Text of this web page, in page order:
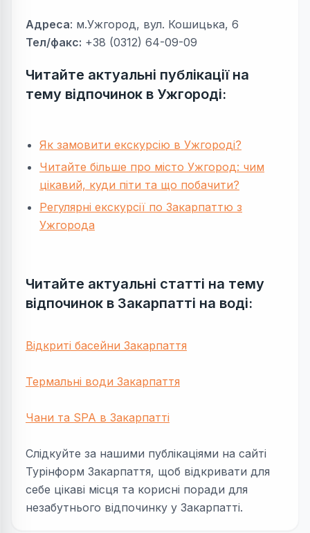
Адреса: м.Ужгород, вул. Кошицька, 6
Тел/факс: +38 (0312) 64-09-09
Читайте актуальні публікації на
тему відпочинок в Ужгороді:
Як замовити екскурсію в Ужгороді?
Читайте більше про місто Ужгород: чим
цікавий, куди піти та що побачити?
Регулярні екскурсії по Закарпаттю з
Ужгорода
Читайте актуальні статті на тему
відпочинок в Закарпатті на воді:
Відкриті басейни Закарпаття
Термальні води Закарпаття
Чани та SPA в Закарпатті
Слідкуйте за нашими публікаціями на сайті
Турінформ Закарпаття, щоб відкривати для
себе цікаві місця та корисні поради для
незабутнього відпочинку у Закарпатті.